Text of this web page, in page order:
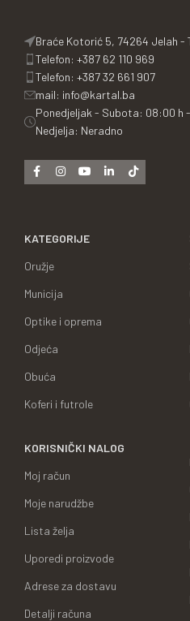
Braće Kotorić 5, 74264 Jelah -
Telefon: +387 62 110 969
Telefon: +387 32 661 907
mail: info@kartal.ba
Ponedjeljak - Subota: 08:00 h
Nedjelja: Neradno
KATEGORIJE
Oružje
Municija
Optike i oprema
Odjeća
Obuća
Koferi i futrole
KORISNIČKI NALOG
Moj račun
Moje narudžbe
Lista želja
Uporedi proizvode
Adrese za dostavu
Detalji računa